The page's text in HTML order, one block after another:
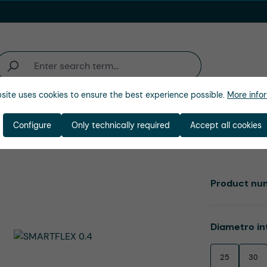
Select
Diametro
25 30
Product
uses cookies to ensure the best experience possible. More
Only technically required
Configure Accept all cookies